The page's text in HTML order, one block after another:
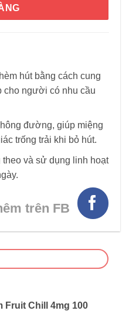
hút bằng cách cung
người có nhu cầu
đường, giúp miệng
trống trải khi bỏ hút.
và sử dụng linh hoạt
trên FB
Fruit Chill 4mg 100